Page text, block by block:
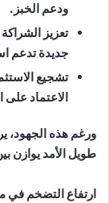
ودعم الخبز.
تعزيز
جديدة تدعم
تشجيع
الاعتماد على
ورغم هذه الجهود،
طويل الأمد يوازن
ارتفاع التضخم في